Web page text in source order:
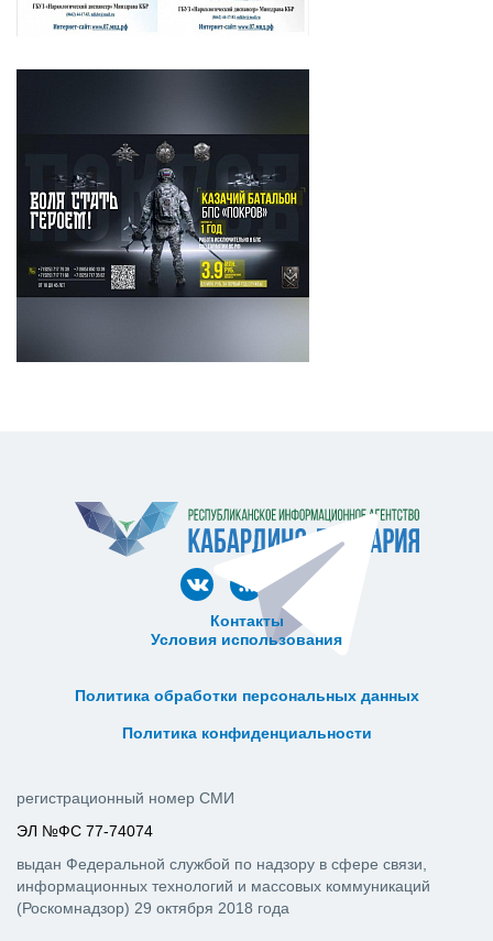
Контакты
Условия использования
Политика обработки персональных данных
Политика конфиденциальности
регистрационный номер СМИ
ЭЛ №ФС 77-74074
выдан Федеральной службой по надзору в сфере связи,
информационных технологий и массовых коммуникаций
(Роскомнадзор) 29 октября 2018 года